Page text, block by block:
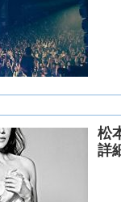
松
詳